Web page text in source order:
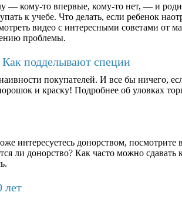
— кому-то впервые, кому-то нет, — и
к учебе. Что делать, если ребенок
видео с интересными советами от
проблемы.
подделывают специи
покупателей. И все бы ничего,
и краску! Подробнее об уловках
интересуетесь донорством, посмотрите
ли донорство? Как часто можно
лет